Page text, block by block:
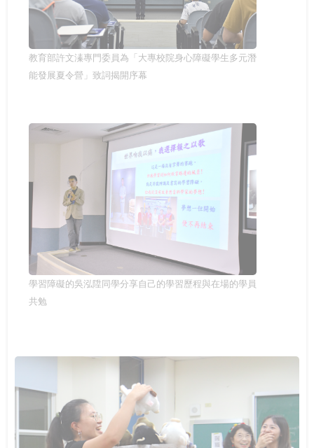
教育部許文溱專門委員為「大專校院身心障礙學生多元潛
能發展夏令營」致詞揭開序幕
學習障礙的吳泓陞同學分享自己的學習歷程與在場的學員
共勉